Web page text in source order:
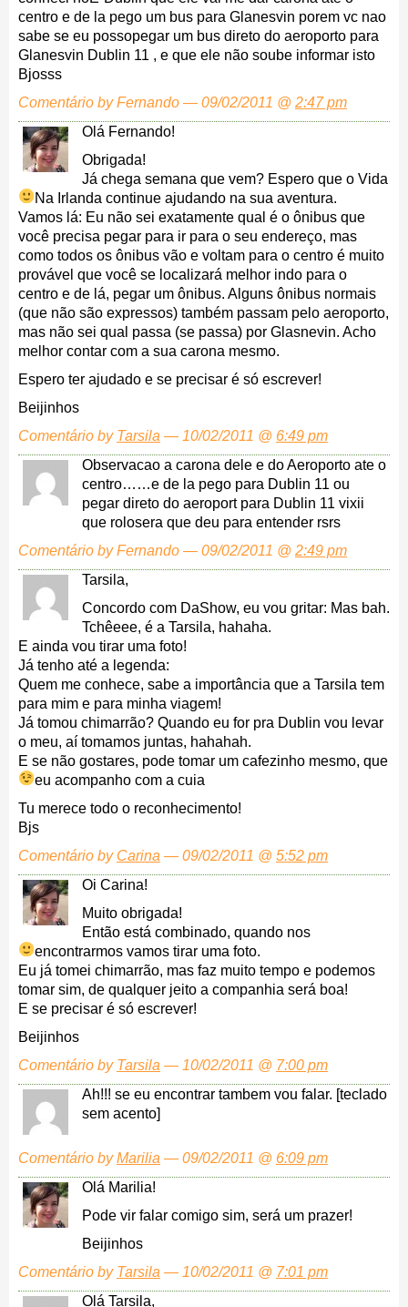
centro e de la pego um bus para Glanesvin porem vc nao
sabe se eu possopegar um bus direto do aeroporto para
Glanesvin Dublin 11 , e que ele não soube informar isto
Bjosss
Comentário by Fernando — 09/02/2011 @ 2:47 pm
Olá Fernando!
Obrigada!
Já chega semana que vem? Espero que o Vida
Na Irlanda continue ajudando na sua aventura.
Vamos lá: Eu não sei exatamente qual é o ônibus que
você precisa pegar para ir para o seu endereço, mas
como todos os ônibus vão e voltam para o centro é muito
provável que você se localizará melhor indo para o
centro e de lá, pegar um ônibus. Alguns ônibus normais
(que não são expressos) também passam pelo aeroporto,
mas não sei qual passa (se passa) por Glasnevin. Acho
melhor contar com a sua carona mesmo.
Espero ter ajudado e se precisar é só escrever!
Beijinhos
Comentário by Tarsila — 10/02/2011 @ 6:49 pm
Observacao a carona dele e do Aeroporto ate o
centro……e de la pego para Dublin 11 ou
pegar direto do aeroport para Dublin 11 vixii
que rolosera que deu para entender rsrs
Comentário by Fernando — 09/02/2011 @ 2:49 pm
Tarsila,
Concordo com DaShow, eu vou gritar: Mas bah.
Tchêeee, é a Tarsila, hahaha.
E ainda vou tirar uma foto!
Já tenho até a legenda:
Quem me conhece, sabe a importância que a Tarsila tem
para mim e para minha viagem!
Já tomou chimarrão? Quando eu for pra Dublin vou levar
o meu, aí tomamos juntas, hahahah.
E se não gostares, pode tomar um cafezinho mesmo, que
eu acompanho com a cuia
Tu merece todo o reconhecimento!
Bjs
Comentário by Carina — 09/02/2011 @ 5:52 pm
Oi Carina!
Muito obrigada!
Então está combinado, quando nos
encontrarmos vamos tirar uma foto.
Eu já tomei chimarrão, mas faz muito tempo e podemos
tomar sim, de qualquer jeito a companhia será boa!
E se precisar é só escrever!
Beijinhos
Comentário by Tarsila — 10/02/2011 @ 7:00 pm
Ah!!! se eu encontrar tambem vou falar. [teclado
sem acento]
Comentário byMarilia — 09/02/2011 @ 6:09 pm
Olá Marilia!
Pode vir falar comigo sim, será um prazer!
Beijinhos
Comentário by Tarsila — 10/02/2011 @ 7:01 pm
Olá Tarsila,